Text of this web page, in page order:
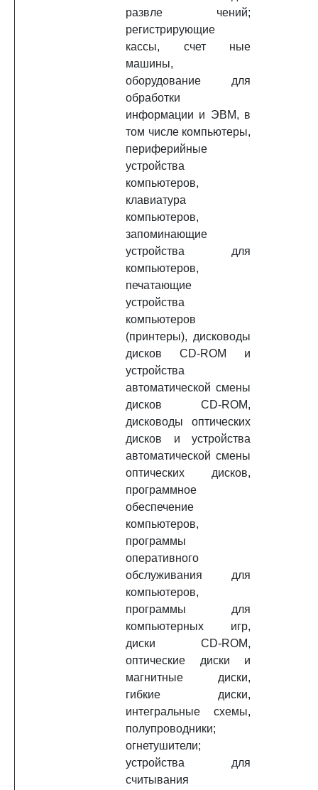
развле чений;
регистрирующие
кассы, счет ные
машины,
оборудование для
обработки
информации и ЭВМ, в
том числе компьютеры,
периферийные
устройства
компьютеров,
клавиатура
компьютеров,
запоминающие
устройства для
компьютеров,
печатающие
устройства
компьютеров
(принтеры), дисководы
дисков CD-ROM и
устройства
автоматической смены
дисков CD-ROM,
дисководы оптических
дисков и устройства
автоматической смены
оптических дисков,
программное
обеспечение
компьютеров,
программы
оперативного
обслуживания для
компьютеров,
программы для
компьютерных игр,
диски CD-ROM,
оптические диски и
магнитные диски,
гибкие диски,
интегральные схемы,
полупроводники;
огнетушители;
устройства для
считывания